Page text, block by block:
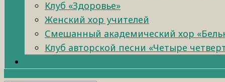
Клуб «Здоровье»
Женский хор учителей
Смешанный академический хор
Клуб авторской песни «Четыре